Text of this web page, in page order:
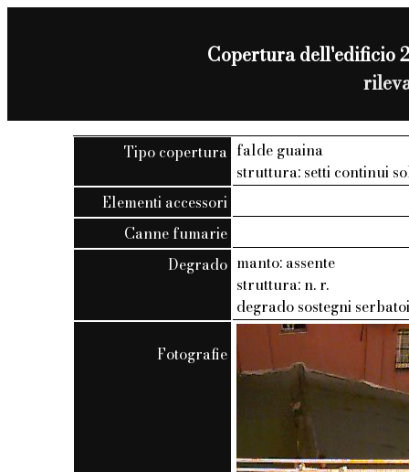
Copertura dell'edificio
Tipo copertura falde guaina
struttura: setti continui
Elementi accessori
Canne fumarie
Degrado manto: assente
struttura: n. r.
degrado sostegni